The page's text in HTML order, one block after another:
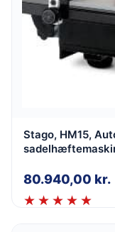
Stago, HM15,
80.940,00 kr.